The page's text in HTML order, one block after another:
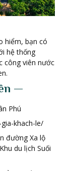
hiểm, bạn có
hệ thống
công viên nước
n —
Phú
khach-le/
đường Xa lộ
du lịch Suối